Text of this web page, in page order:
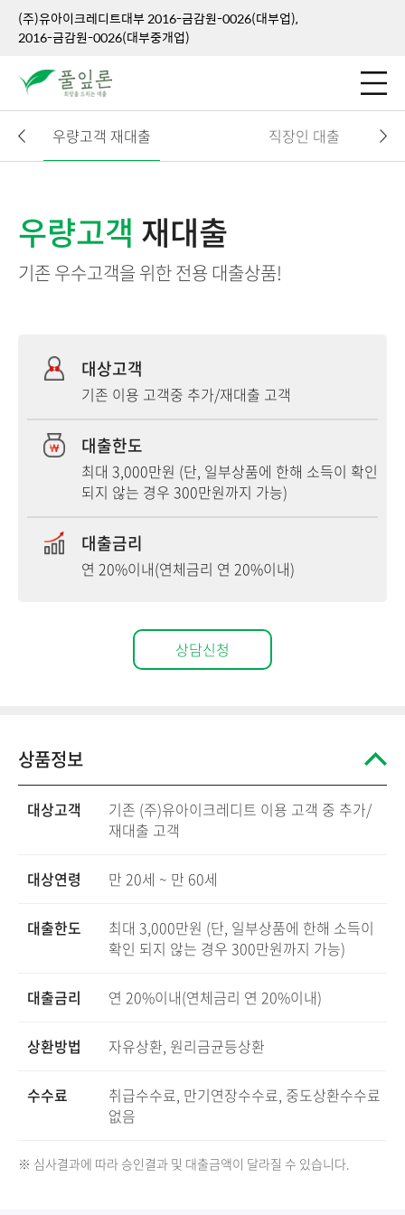
(주)유아이크레디트대부 2016-금감원-0026(대부업),
2016-금감원-0026(대부중개업)
우량고객 재대출 직장인 대출
우량고객 재대출
기존 우수고객을 위한 전용 대출상품!
대상고객
기존 이용 고객중 추가/재대출 고객
대출한도
최대 3,000만원 (단, 일부상품에 한해 소득이 확인
되지 않는 경우 300만원까지 가능)
대출금리
연 20%이내(연체금리 연 20%이내)
상담신청
상품정보
대상고객
기존 (주)유아이크레디트 이용 고객 중 추가/
재대출 고객
대상연령 만 20세 ~ 만 60세
대출한도
최대 3,000만원 (단, 일부상품에 한해 소득이
확인 되지 않는 경우 300만원까지 가능)
대출금리 연 20%이내(연체금리 연 20%이내)
상환방법 자유상환, 원리금균등상환
수수료
취급수수료, 만기연장수수료, 중도상환수수료
없음
※ 심사결과에 따라 승인결과 및 대출금액이 달라질 수 있습니다.